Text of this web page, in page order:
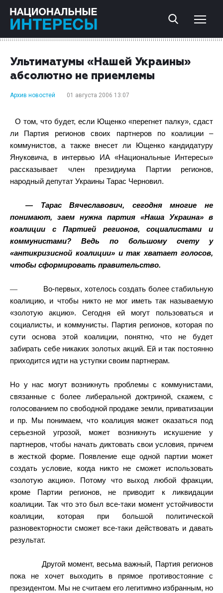
Ультиматумы «Нашей Украины»
абсолютно не приемлемы
Архив новостей 01 августа 2006 13:07
О том, что будет, если Ющенко «перегнет палку», сдаст
ли Партия регионов своих партнеров по коалиции –
коммунистов, а также внесет ли Ющенко кандидатуру
Януковича, в интервью ИА «Национальные Интересы»
рассказывает член президиума Партии регионов,
народный депутат Украины Тарас Черновил.
— Тарас Вячеславович, сегодня многие не
понимают, заем нужна партия «Наша Украина» в
коалиции с Партией регионов, социалистами и
коммунистами? Ведь по большому счету у
«антикризисной коалиции» и так хватает голосов,
чтобы сформировать правительство.
—
Во-первых, хотелось создать более стабильную
коалицию, и чтобы никто не мог иметь так называемую
«золотую акцию». Сегодня ей могут пользоваться и
социалисты, и коммунисты. Партия регионов, которая по
сути основа этой коалиции, понятно, что не будет
забирать себе никаких золотых акций. Ей и так постоянно
приходится идти на уступки своим партнерам.
Но у нас могут возникнуть проблемы с коммунистами,
связанные с более либеральной доктриной, скажем, с
голосованием по свободной продаже земли, приватизации
и пр. Мы понимаем, что коалиция может оказаться под
серьезной угрозой, может возникнуть искушение у
партнеров, чтобы начать диктовать свои условия, причем
в жесткой форме. Появление еще одной партии может
создать условие, когда никто не сможет использовать
«золотую акцию». Потому что выход любой фракции,
кроме Партии регионов, не приводит к ликвидации
коалиции. Так что это был все-таки момент устойчивости
коалиции, которая при большой политической
разновекторности сможет все-таки действовать и давать
результат.
Другой момент, весьма важный, Партия регионов
пока не хочет выходить в прямое противостояние с
президентом. Мы не считаем его легитимно избранным, но